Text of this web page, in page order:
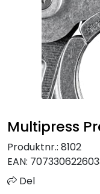
Multipress
Produktnr.: 8102
EAN:
Del
Sprinkler
Tappevann
Trinnlyd
Varmeanlegg
Outlet